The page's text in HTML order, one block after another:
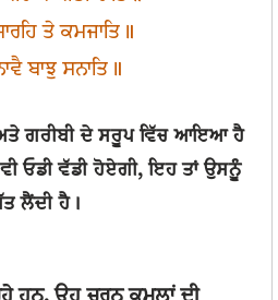
ਤੇ ਕਮਜਾਤਿ॥
ਬਾਝੁ ਸਨਾਤਿ॥
ਅਤੇ ਗਰੀਬੀ ਦੇ ਸਰੂਪ ਵਿੱਚ ਆਇਆ ਹੈ
ਓਡੀ ਵੱਡੀ ਹੋਏਗੀ, ਇਹ ਤਾਂ ਉਸਨੂੰ
ਲੈਂਦੀ ਹੈ।